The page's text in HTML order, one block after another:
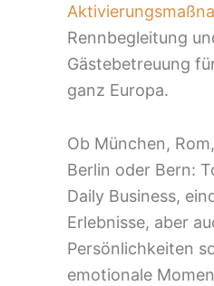
Rennbegleitung
Gästebetreuung
ganz Europa.
Ob München,
Berlin oder Bern:
Daily Business,
Erlebnisse, aber
Persönlichkeiten
emotionale